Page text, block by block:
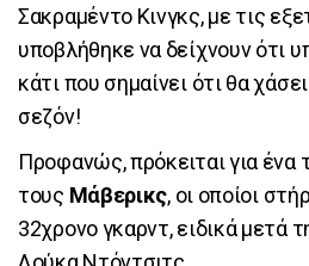
Σακραμέντο Κινγκς, με τις
υποβλήθηκε να δείχνουν ότι
κάτι που σημαίνει ότι θα
σεζόν!
Προφανώς, πρόκειται για ένα
τους Μάβερικς, οι οποίοι
32χρονο γκαρντ, ειδικά μετά